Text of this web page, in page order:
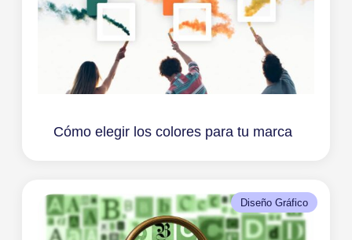
Cómo elegir los colores para tu marca
Diseño Gráfico